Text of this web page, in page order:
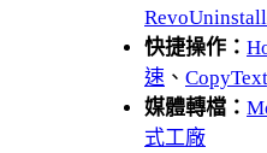
快捷操作：
速 、
媒體轉檔：
式工廠